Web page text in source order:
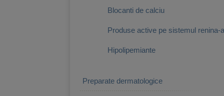
Blocanti de calciu
Produse active pe sistemul renina-
Hipolipemiante
Preparate dermatologice